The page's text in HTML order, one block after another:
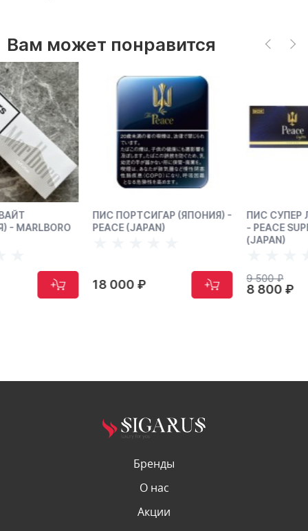
Вам может понравится
ПИС ПОРТСИГАР (ЯПОНИЯ) -
PEACE (JAPAN)
18 000 ₽
ПИС СУПЕР ЛАЙТ (ЯПОНИЯ)
- PEACE SUPER LIGHT
8 800 ₽
Бренды
О нас
Акции